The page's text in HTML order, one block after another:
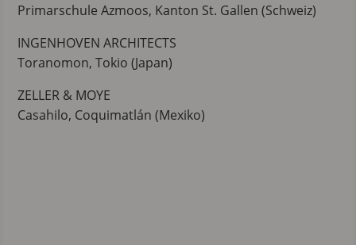
Primarschule Azmoos, Kanton St. Gallen (Schweiz)
INGENHOVEN ARCHITECTS
Toranomon, Tokio (Japan)
ZELLER & MOYE
Casahilo, Coquimatlán (Mexiko)